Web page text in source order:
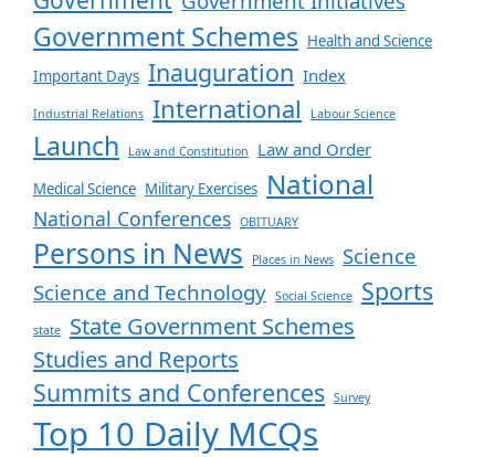
Government Schemes Health and Science
Important Days Inauguration Index
Industrial Relations International Labour Science
Launch Law and Constitution Law and Order
Medical Science Military Exercises National
National Conferences OBITUARY
Persons in News Places in News
Science
Science and Technology Social Science Sports
state
State Government Schemes
Studies and Reports
Summits and Conferences Survey
Top 10 Daily MCQs